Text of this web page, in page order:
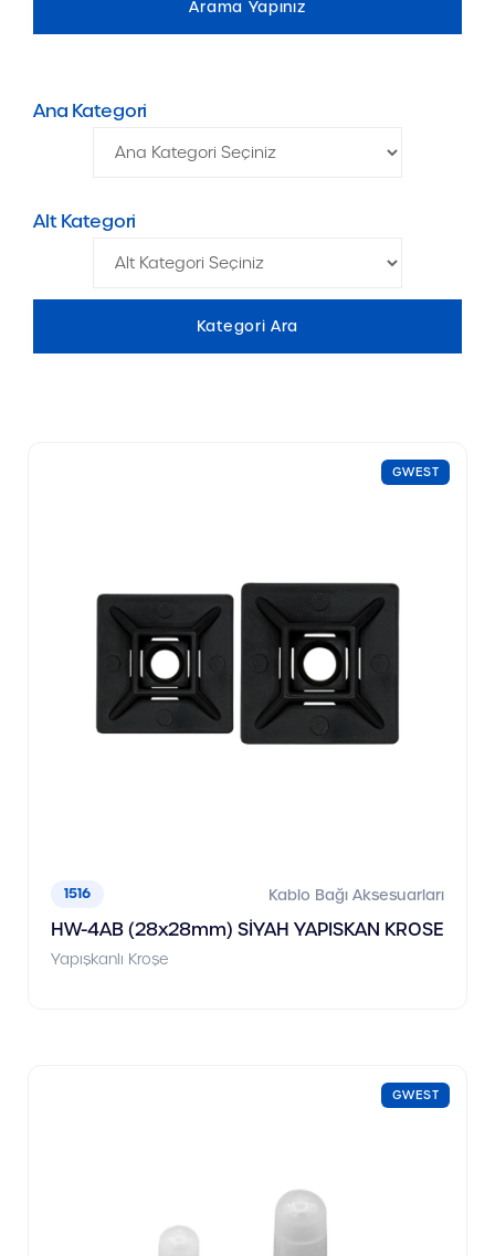
Ana Kategori
Alt Kategori
GWEST
1516 Kablo Bağı Aksesuarları
HW-4AB (28x28mm) SİYAH YAPISKAN KROSE
Yapışkanlı Kroşe
GWEST